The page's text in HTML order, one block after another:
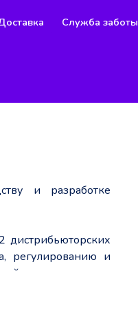
Служба заботы
и разработке
дистрибьюторских
регулированию и
организации мы